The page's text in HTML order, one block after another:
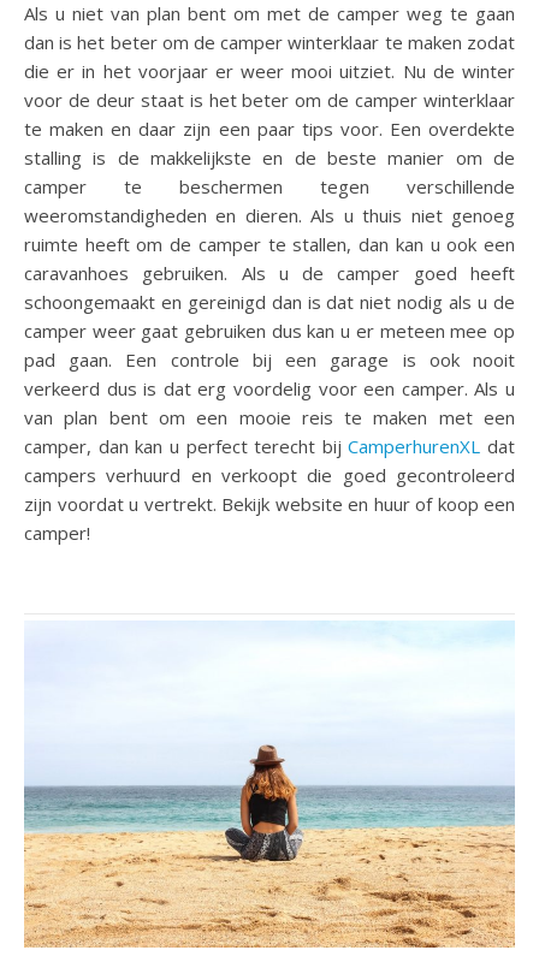
Als u niet van plan bent om met de camper weg te gaan
dan is het beter om de camper winterklaar te maken zodat
die er in het voorjaar er weer mooi uitziet. Nu de winter
voor de deur staat is het beter om de camper winterklaar
te maken en daar zijn een paar tips voor. Een overdekte
stalling is de makkelijkste en de beste manier om de
camper te beschermen tegen verschillende
weeromstandigheden en dieren. Als u thuis niet genoeg
ruimte heeft om de camper te stallen, dan kan u ook een
caravanhoes gebruiken. Als u de camper goed heeft
schoongemaakt en gereinigd dan is dat niet nodig als u de
camper weer gaat gebruiken dus kan u er meteen mee op
pad gaan. Een controle bij een garage is ook nooit
verkeerd dus is dat erg voordelig voor een camper. Als u
van plan bent om een mooie reis te maken met een
camper, dan kan u perfect terecht bijCamperhurenXL dat
campers verhuurd en verkoopt die goed gecontroleerd
zijn voordat u vertrekt. Bekijk website en huur of koop een
camper!